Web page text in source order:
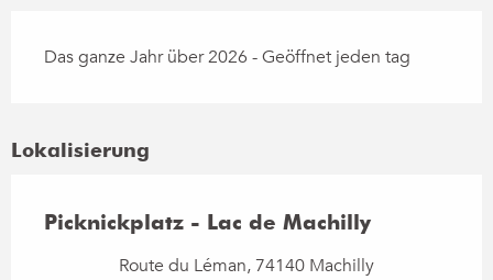
Das ganze Jahr über 2026 - Geöffnet jeden tag
Lokalisierung
Picknickplatz - Lac de Machilly
Route du Léman, 74140 Machilly